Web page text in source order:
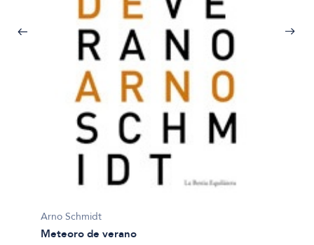
Arno Schmidt
Meteoro de verano